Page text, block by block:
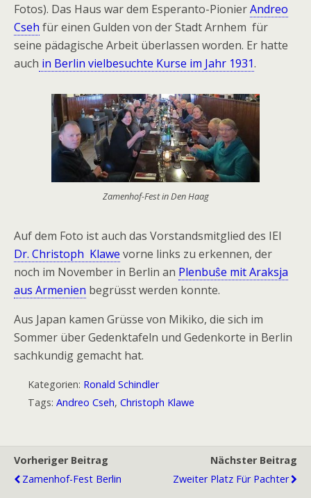
Fotos). Das Haus war dem Esperanto-PionierAndreo
Cseh für einen Gulden von der Stadt Arnhem für
seine pädagische Arbeit überlassen worden. Er hatte
auch in Berlin vielbesuchte Kurse im Jahr 1931.
Zamenhof-Fest in Den Haag
Auf dem Foto ist auch das Vorstandsmitglied des IEI
Dr. Christoph Klawe vorne links zu erkennen, der
noch im November in Berlin an Plenbuŝe mit Araksja
aus Armenien begrüsst werden konnte.
Aus Japan kamen Grüsse von Mikiko, die sich im
Sommer über Gedenktafeln und Gedenkorte in Berlin
sachkundig gemacht hat.
Kategorien: Ronald Schindler
Tags: Andreo Cseh, Christoph Klawe
Vorheriger Beitrag
Zamenhof-Fest Berlin
Nächster Beitrag
Zweiter Platz Für Pachter